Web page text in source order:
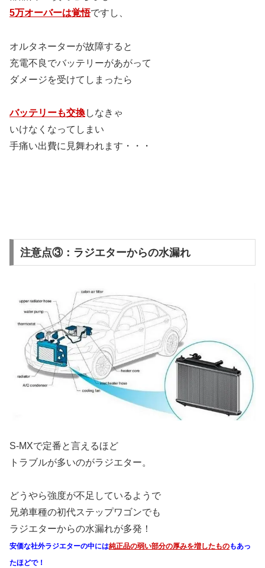
5万オーバーは覚悟ですし、
オルタネーターが故障すると
充電不良でバッテリーがあがって
ダメージを受けてしまったら
バッテリーも交換しなきゃ
いけなくなってしまい
手痛い出費に見舞われます・・・
注意点③：ラジエターからの水漏れ
S-MXで定番と言えるほど
トラブルが多いのがラジエター。
どうやら強度が不足しているようで
兄弟車種の初代ステップワゴンでも
ラジエターからの水漏れが多発！
安価な社外ラジエターの中には純正品の弱い部分の厚みを増したものもあっ
たほどで！